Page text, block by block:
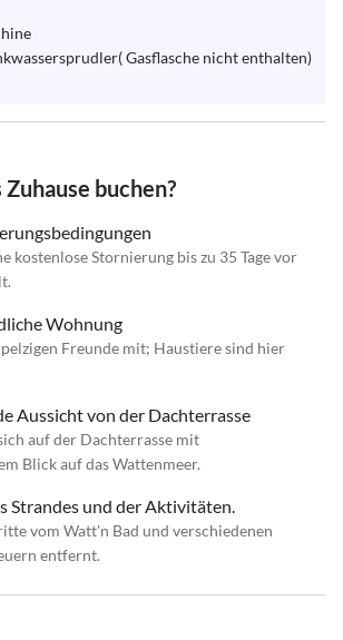
Gasflasche nicht enthalten)
buchen?
kostenlose Stornierung bis zu 35 Tage vor
Wohnung
Freunde mit; Haustiere sind hier
Aussicht von der Dachterrasse
auf der Dachterrasse mit
Blick auf das Wattenmeer.
Strandes und der Aktivitäten.
vom Watt'n Bad und verschiedenen
entfernt.